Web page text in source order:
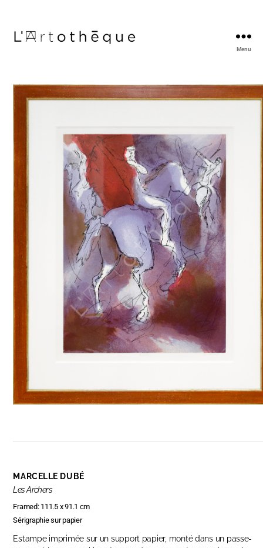
Menu
MARCELLE DUBÉ
Les Archers
Framed: 111.5 x 91.1 cm
Sérigraphie sur papier
Estampe imprimée sur un support papier, monté dans un passe-